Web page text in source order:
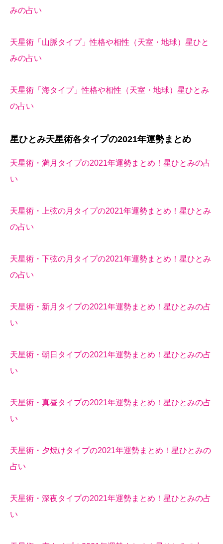
みの占い
天星術「山脈タイプ」性格や相性（天室・地球）星ひと
みの占い
天星術「海タイプ」性格や相性（天室・地球）星ひとみ
の占い
星ひとみ天星術各タイプの2021年運勢まとめ
天星術・満月タイプの2021年運勢まとめ！星ひとみの占
い
天星術・上弦の月タイプの2021年運勢まとめ！星ひとみ
の占い
天星術・下弦の月タイプの2021年運勢まとめ！星ひとみ
の占い
天星術・新月タイプの2021年運勢まとめ！星ひとみの占
い
天星術・朝日タイプの2021年運勢まとめ！星ひとみの占
い
天星術・真昼タイプの2021年運勢まとめ！星ひとみの占
い
天星術・夕焼けタイプの2021年運勢まとめ！星ひとみの
占い
天星術・深夜タイプの2021年運勢まとめ！星ひとみの占
い